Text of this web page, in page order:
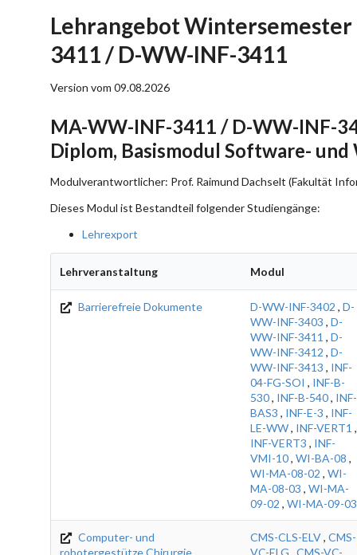
Lehrangebot
3411 / D-WW-INF-3411
Version vom 09.08.2026
MA-WW-INF-3411 / D-WW-INF-
Diplom, Basismodul Software-
Modulverantwortlicher: Prof. Raimund Dachselt (Fakultät
Dieses Modul ist Bestandteil folgender Studiengänge:
Lehrexport
Lehrveranstaltung Modul
Barrierefreie Dokumente D-WW-INF-3402 , D-
WW-INF-3403 , D-
WW-INF-3411 , D-
WW-INF-3412 , D-
WW-INF-3413 , INF-
04-FG-SOI , INF-B-
530, INF-B-540, INF-
BAS3 , INF-E-3 , INF-
LE-WW, INF-VERT1 ,
INF-VERT3 , INF-
VMI-10, WI-BA-08 ,
WI-MA-08-02 , WI-
MA-08-03 , WI-MA-
09-02 , WI-MA-09-03
Computer- und
robotergestütze Chirurgie
CMS-CLS-ELV, CMS-
VC-ELG , CMS-VC-